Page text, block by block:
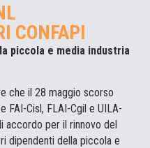
CONFAPI
piccola e media industria
che il 28 maggio scorso
FAI-Cisl, FLAI-Cgil e UILA-
accordo per il rinnovo del
dipendenti della piccola e